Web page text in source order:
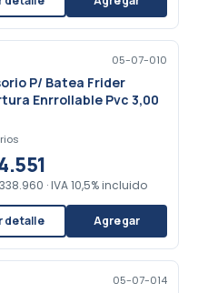
05-07-010
P/ Batea Frider
Enrrollable Pvc 3,00
· IVA 10,5% incluido
detalle Agregar
05-07-014